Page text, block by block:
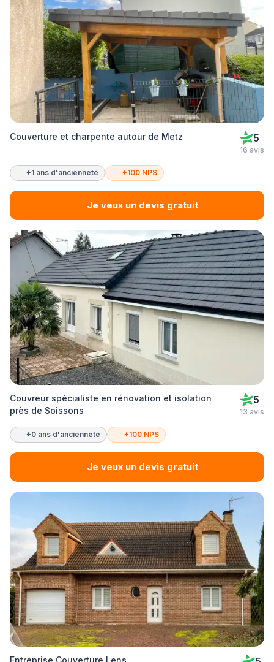
Couverture et charpente autour de Metz 5
16 avis
+1 ans d'ancienneté +100 NPS
Je veux un devis gratuit
Couvreur spécialiste en rénovation et isolation
près de Soissons
5
13 avis
+0 ans d'ancienneté +100 NPS
Je veux un devis gratuit
Entreprise Couverture Lens